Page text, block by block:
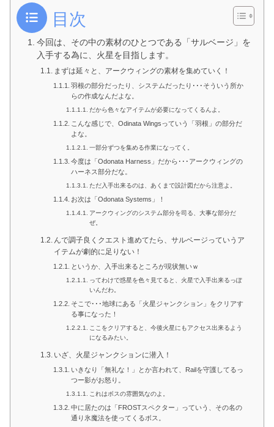
目次
今回は、その中の素材のひとつである「サルベージ」を
入手する為に、火星を目指します。
まずは延々と、アークウィングの素材を集めていく！
羽根の部分だったり、システムだったり･･･そういう所か
らの作成なんだよな。
だから色々なアイテムが必要になってくるんよ。
こんな感じで、Odinata Wingsっていう「羽根」の部分だ
よな。
一部分ずつを集める作業になってく。
今度は「Odonata Harness」だから･･･アークウィングの
ハーネス部分だな。
ただ入手出来るのは、あくまで設計図だから注意よ。
お次は「Odonata Systems」！
アークウィングのシステム部分を司る、大事な部分だ
ぜ。
んで調子良くクエスト進めてたら、サルベージっていうア
イテムが劇的に足りない！
というか、入手出来るところが現状無いｗ
ってわけで惑星を色々見てると、火星で入手出来るっぽ
いんだわ。
そこで･･･地球にある「火星ジャンクション」をクリアす
る事になった！
ここをクリアすると、今後火星にもアクセス出来るよう
になるみたい。
いざ、火星ジャンクションに潜入！
いきなり「無礼な！」とか言われて、Railを守護してるっ
つー影がお怒り。
これはボスの雰囲気なのよ。
中に居たのは「FROSTスペクター」っていう、その名の
通り氷魔法を使ってくるボス。